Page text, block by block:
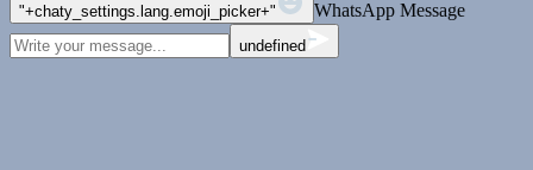
"+chaty_settings.lang.emoji_picker+" WhatsApp Message
undefined